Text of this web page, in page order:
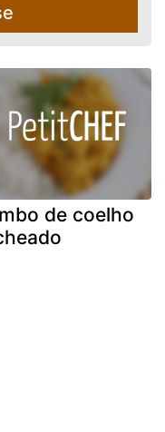
de coelho